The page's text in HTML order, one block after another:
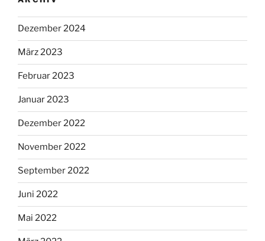
Dezember 2024
März 2023
Februar 2023
Januar 2023
Dezember 2022
November 2022
September 2022
Juni 2022
Mai 2022